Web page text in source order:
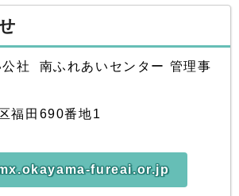
公社 南ふれあいセンター 管理事
福田690番地1
fureai.or.jp